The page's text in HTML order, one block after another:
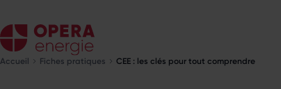
Accueil Fiches pratiques CEE : les clés pour tout comprendre